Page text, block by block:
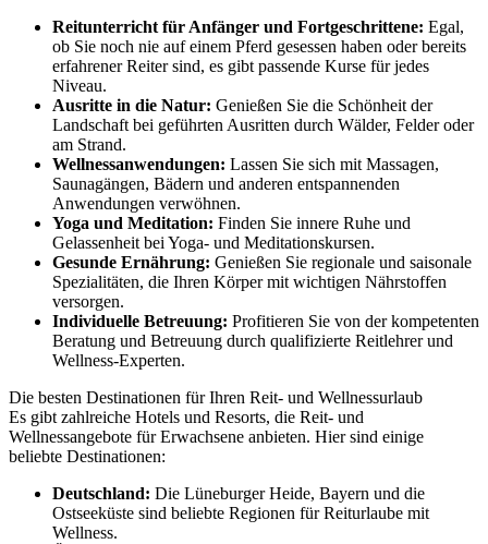
Reitunterricht für Anfänger und Fortgeschrittene: Egal,
ob Sie noch nie auf einem Pferd gesessen haben oder bereits
erfahrener Reiter sind, es gibt passende Kurse für jedes
Niveau.
Ausritte in die Natur: Genießen Sie die Schönheit der
Landschaft bei geführten Ausritten durch Wälder, Felder oder
am Strand.
Wellnessanwendungen: Lassen Sie sich mit Massagen,
Saunagängen, Bädern und anderen entspannenden
Anwendungen verwöhnen.
Yoga und Meditation: Finden Sie innere Ruhe und
Gelassenheit bei Yoga- und Meditationskursen.
Gesunde Ernährung: Genießen Sie regionale und saisonale
Spezialitäten, die Ihren Körper mit wichtigen Nährstoffen
versorgen.
Individuelle Betreuung: Profitieren Sie von der kompetenten
Beratung und Betreuung durch qualifizierte Reitlehrer und
Wellness-Experten.
Die besten Destinationen für Ihren Reit- und Wellnessurlaub
Es gibt zahlreiche Hotels und Resorts, die Reit- und
Wellnessangebote für Erwachsene anbieten. Hier sind einige
beliebte Destinationen:
Deutschland: Die Lüneburger Heide, Bayern und die
Ostseeküste sind beliebte Regionen für Reiturlaube mit
Wellness.